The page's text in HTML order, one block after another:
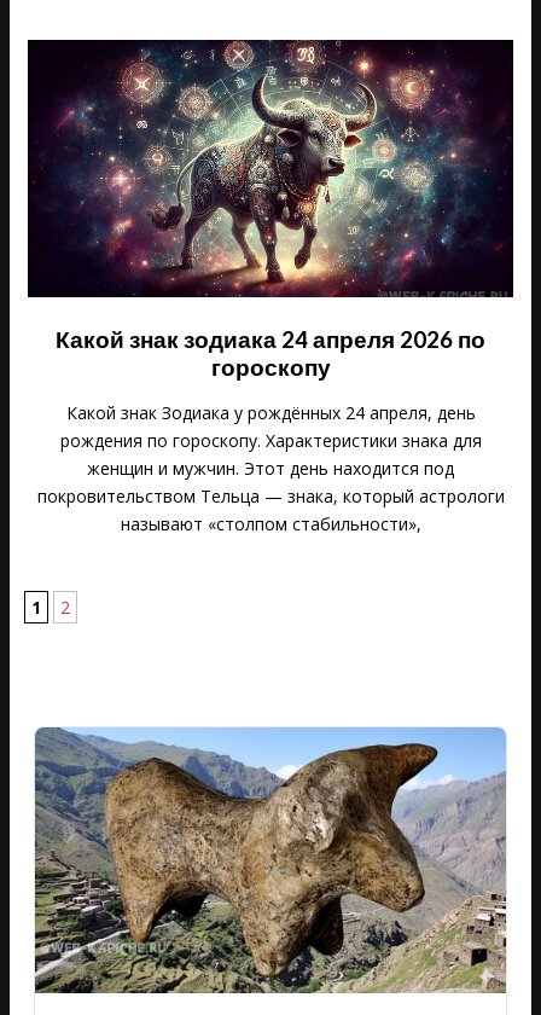
Какой знак зодиака 24 апреля 2026 по
гороскопу
Какой знак Зодиака у рождённых 24 апреля, день
рождения по гороскопу. Характеристики знака для
женщин и мужчин. Этот день находится под
покровительством Тельца — знака, который астрологи
называют «столпом стабильности»,
1 2